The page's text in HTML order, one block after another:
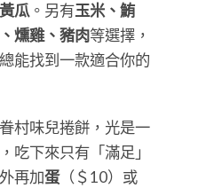
瓜。另有玉米、鮪
燻雞、豬肉等選擇，
能找到一款適合你的
村味兒捲餅，光是一
吃下來只有「滿足」
再加蛋（＄10）或